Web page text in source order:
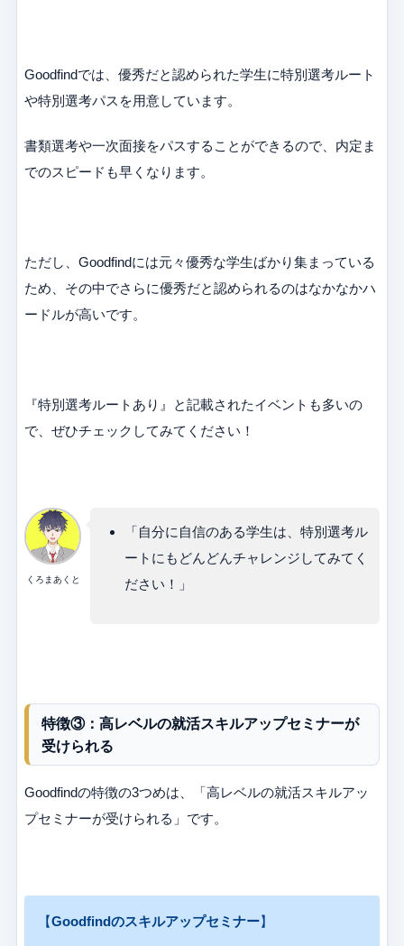
Goodfindでは、優秀だと認められた学生に特別選考ルート
や特別選考パスを用意しています。
書類選考や一次面接をパスすることができるので、内定ま
でのスピードも早くなります。
ただし、Goodfindには元々優秀な学生ばかり集まっている
ため、その中でさらに優秀だと認められるのはなかなかハ
ードルが高いです。
『特別選考ルートあり』と記載されたイベントも多いの
で、ぜひチェックしてみてください！
くろまあくと
「自分に自信のある学生は、特別選考ル
ートにもどんどんチャレンジしてみてく
ださい！」
特徴③：高レベルの就活スキルアップセミナーが
受けられる
Goodfindの特徴の3つめは、「高レベルの就活スキルアッ
プセミナーが受けられる」です。
【Goodfindのスキルアップセミナー】